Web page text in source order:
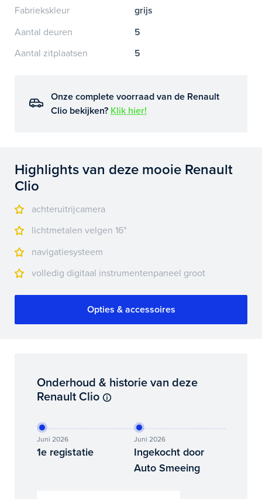
Fabriekskleur
grijs
Aantal deuren
5
Aantal zitplaatsen
5
Onze complete voorraad van de Renault
Clio bekijken? Klik hier!
Highlights van deze mooie Renault
Clio
achteruitrijcamera
lichtmetalen velgen 16"
navigatiesysteem
volledig digitaal instrumentenpaneel groot
Opties & accessoires
Onderhoud & historie van deze
Renault Clio
Juni 2026
1e registatie
Juni 2026
Ingekocht door
Auto Smeeing